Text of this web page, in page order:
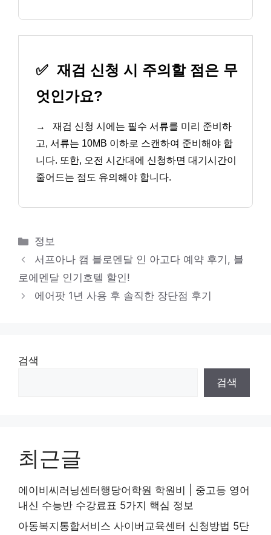
✅ 재검 신청 시 주의할 점은 무
엇인가요?
→
재검 신청 시에는 필수 서류를 미리 준비하
고, 서류는 10MB 이하로 스캔하여 준비해야 합
니다. 또한, 오전 시간대에 신청하면 대기시간이
줄어드는 점도 유의해야 합니다.
카
테
리
정보
서프아나 캠 블로멘달 인 아고다 예약 후기, 블
로에멘달 인기호텔 할인!
에어팟 1년 사용 후 솔직한 장단점 후기
검색
검색
최근글
에이비씨러닝센터행당어학원 학원비 | 중고등 영어
내신 수능반 수강료표 5가지 핵심 정보
아동복지통합서비스 사이버교육센터 신청방법 5단